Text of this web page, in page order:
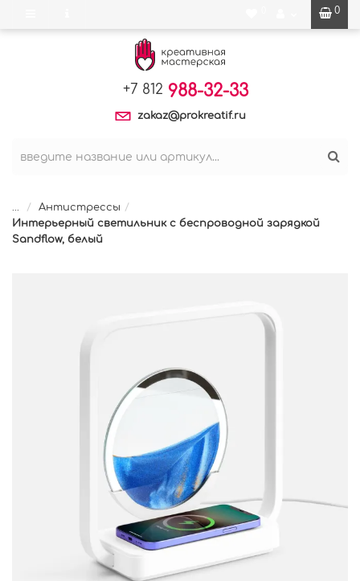
0
+7 812 988-32-33
zakaz@prokreatif.ru
...
Антистрессы
Интерьерный светильник с беспроводной зарядкой
Sandflow, белый